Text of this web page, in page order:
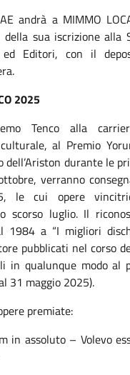
andrà a MIMMO
della sua iscrizione alla
Editori, con il
2025
Tenco alla
culturale, al Premio
dell’Ariston durante le
verranno
le cui opere
scorso luglio. Il
1984 a “I migliori
pubblicati nel corso
in qualunque modo al
31 maggio 2025).
premiate:
in assoluto – Volevo